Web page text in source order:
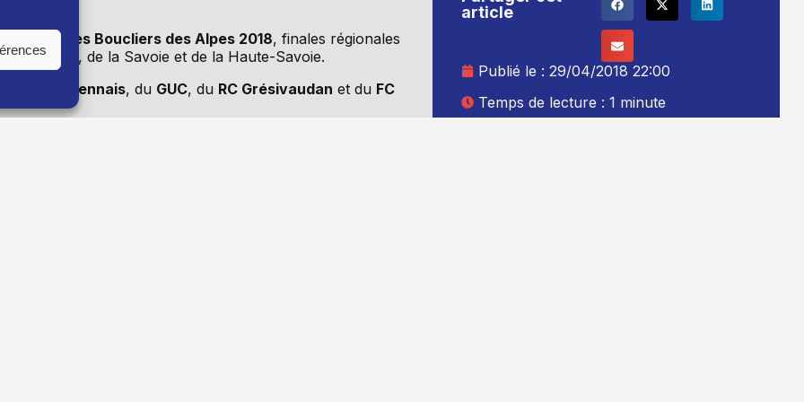
des Boucliers des Alpes 2018, finales régionales
de l’Isère, de la Savoie et de la Haute-Savoie.
CA Mauriennais, du GUC, du RC Grésivaudan et du FC
article
Publié le :29/04/2018 22:00
Temps de lecture : 1 minute